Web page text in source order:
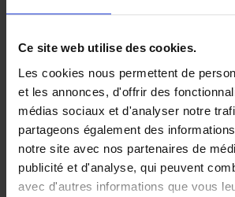
Ce site web utilise des cookies.
Les cookies nous permettent de
et les annonces, d'offrir des
médias sociaux et d'analyser notre
partageons également des
notre site avec nos partenaires de
publicité et d'analyse, qui peuvent
avec d'autres informations que vous
The Offer You
Refuse
Steven Van Belleghem
Couverture souple
2020
€37,50